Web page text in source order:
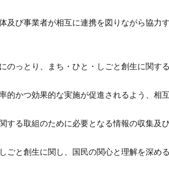
び事業者が相互に連携を図りながら協力
のっとり、まち・ひと・しごと創生に関す
かつ効果的な実施が促進されるよう、相
る取組のために必要となる情報の収集及
と創生に関し、国民の関心と理解を深め